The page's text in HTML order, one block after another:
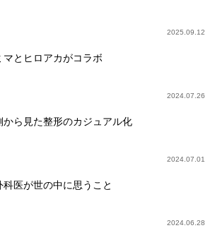
2025.09.12
マとヒロアカがコラボ
2024.07.26
から見た整形のカジュアル化
2024.07.01
科医が世の中に思うこと
2024.06.28